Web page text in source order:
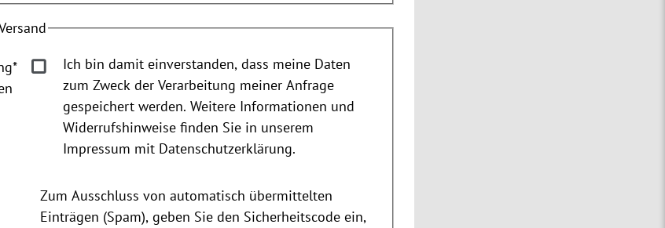
*
Ich bin damit einverstanden, dass meine Daten
zum Zweck der Verarbeitung meiner Anfrage
gespeichert werden. Weitere Informationen und
Widerrufshinweise finden Sie in unserem
Impressum mit Datenschutzerklärung.
Zum Ausschluss von automatisch übermittelten
Einträgen (Spam), geben Sie den Sicherheitscode ein,